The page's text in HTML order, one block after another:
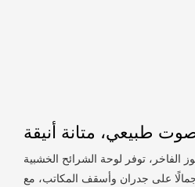
طبيعي، متانة أنيقة
توفر لوحة الشرائح الخشبية
على جدران وأسقف المكاتب، مع